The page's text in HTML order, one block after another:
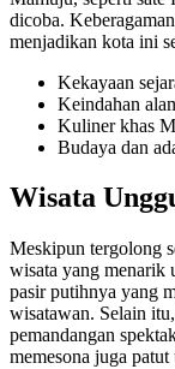
dicoba.
menjadikan kota ini
Kekayaan
Keindahan
Kuliner khas
Budaya dan
Wisata
Meskipun tergolong
wisata yang menarik
pasir putihnya yang
wisatawan. Selain
pemandangan
memesona juga